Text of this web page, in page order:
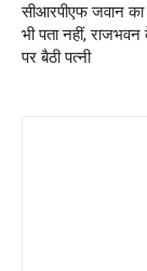
सीआरपीएफ जवान का
भी पता नहीं,
पर बैठी पत्नी